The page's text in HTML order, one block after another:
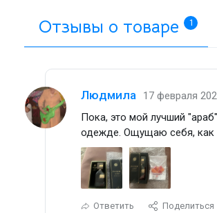
Отзывы о товаре
1
Людмила
17 февраля
Пока, это мой лучший
одежде. Ощущаю себя, как
Ответить Поделиться